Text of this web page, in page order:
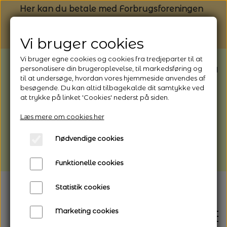
Her kan du betale med Forbrugsforeningen
BEMÆRK: Butikken har ferielukket* fra
1/8 - 9/8 - 2026
*Webshoppen er åben og sender hele
afhentning
Vi gør opmærksom på, at der kan være lidt
længere leveringstid
Vi bruger cookies
Vi bruger egne cookies og cookies fra tredjeparter til at
personalisere din brugeroplevelse, til markedsføring og
til at undersøge, hvordan vores hjemmeside anvendes af
besøgende. Du kan altid tilbagekalde dit samtykke ved
at trykke på linket 'Cookies' nederst på siden.
Læs mere om cookies her
Nødvendige cookies
Funktionelle cookies
Statistik cookies
Marketing cookies